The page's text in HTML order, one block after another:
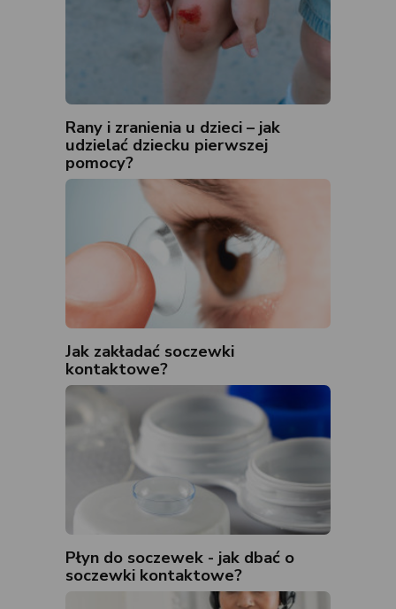
Rany i zranienia u dzieci – jak
udzielać dziecku pierwszej
pomocy?
Jak zakładać soczewki
kontaktowe?
Płyn do soczewek - jak dbać o
soczewki kontaktowe?